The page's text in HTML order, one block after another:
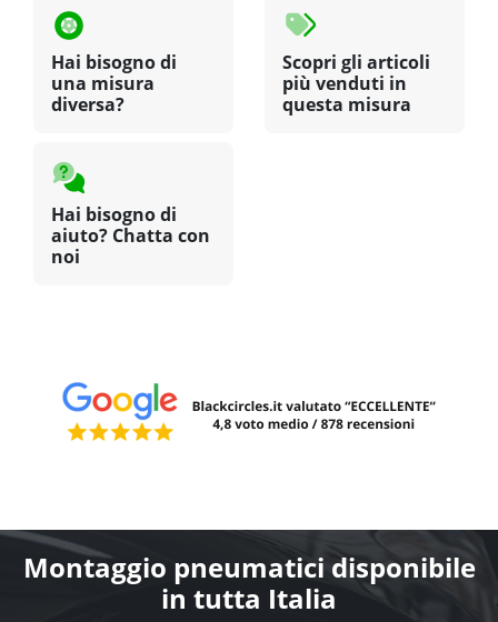
Hai bisogno di
una misura
diversa?
Scopri gli articoli
più venduti in
questa misura
Hai bisogno di
aiuto? Chatta con
noi
Montaggio pneumatici disponibile
in tutta Italia